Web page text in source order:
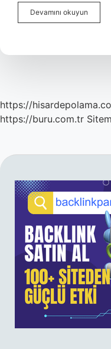
Devamını okuyun
https://
https://buru.com.tr